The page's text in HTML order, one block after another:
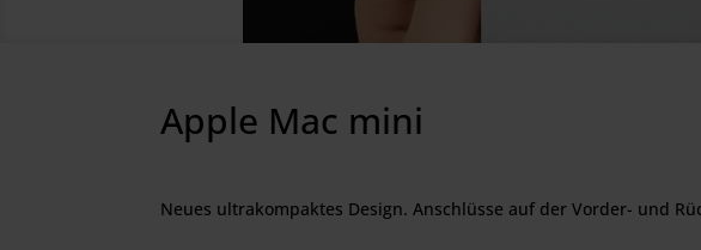
Apple Mac mini
Neues ultrakompaktes Design. Anschlüsse auf der Vorder- und